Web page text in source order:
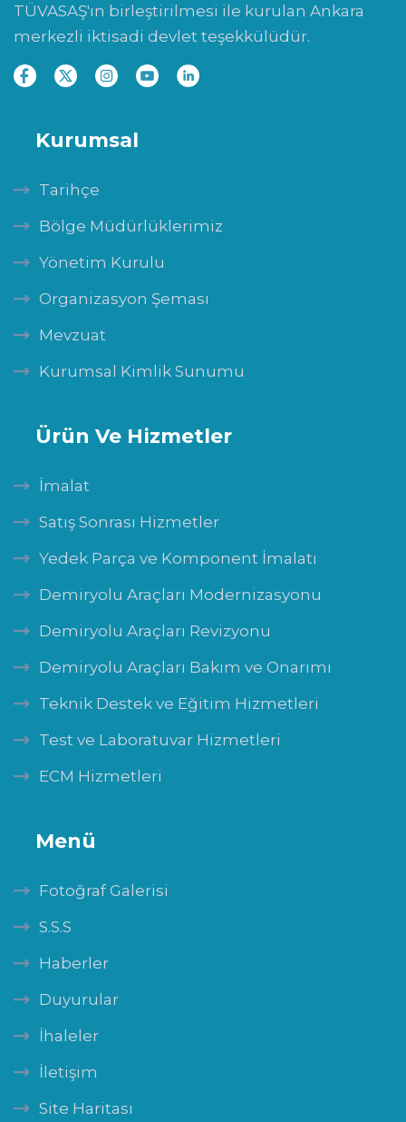
TÜVASAŞ'ın birleştirilmesi ile kurulan Ankara
merkezli iktisadi devlet teşekkülüdür.
Kurumsal
Tarihçe
Bölge Müdürlüklerimiz
Yönetim Kurulu
Organizasyon Şeması
Mevzuat
Kurumsal Kimlik Sunumu
Ürün Ve Hizmetler
İmalat
Satış Sonrası Hizmetler
Yedek Parça ve Komponent İmalatı
Demiryolu Araçları Modernizasyonu
Demiryolu Araçları Revizyonu
Demiryolu Araçları Bakım ve Onarımı
Teknik Destek ve Eğitim Hizmetleri
Test ve Laboratuvar Hizmetleri
ECM Hizmetleri
Menü
Fotoğraf Galerisi
S.S.S
Haberler
Duyurular
İhaleler
İletişim
Site Haritası